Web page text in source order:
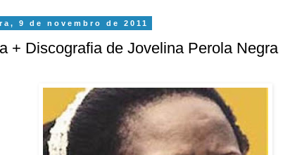
9 de novembro de 2011
+ Discografia de Jovelina Perola Negra